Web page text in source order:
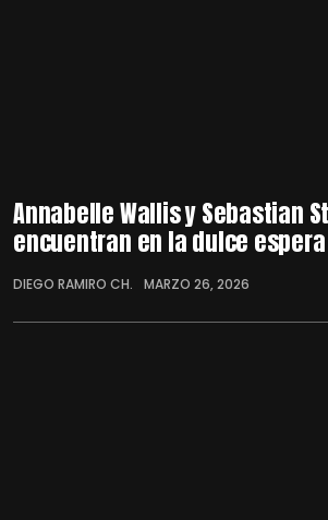
Annabelle Wallis y Sebastian
encuentran en la dulce espera
DIEGO RAMIRO CH. MARZO 26, 2026